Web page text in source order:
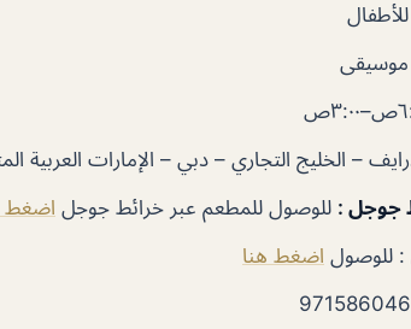
موسيقى
– الخليج التجاري – دبي – الإمارات العربية
جوجل : للوصول للمطعم عبر خرائط جوجل اضغط
: للوصول اضغط هنا